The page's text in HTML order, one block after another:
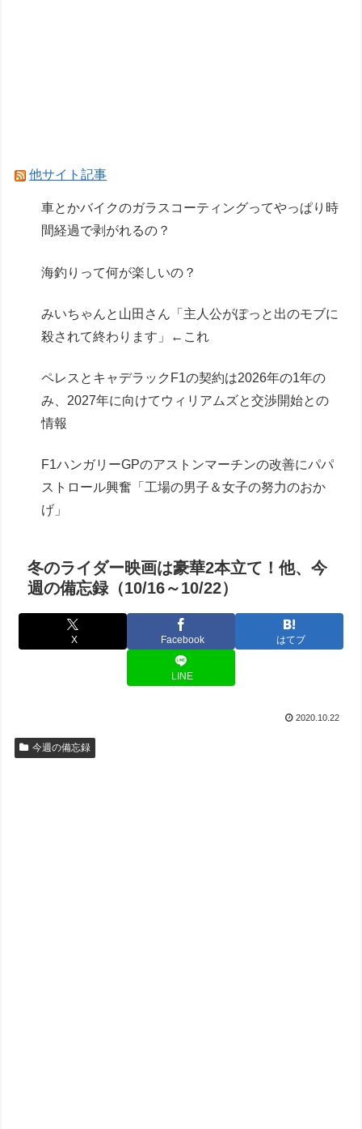
時間経過で剥がれるの？
Powered by livedoor 相互RSS
他サイト記事
車とかバイクのガラスコーティングってやっぱり時
間経過で剥がれるの？
海釣りって何が楽しいの？
みいちゃんと山田さん「主人公がぽっと出のモブに
殺されて終わります」←これ
ペレスとキャデラックF1の契約は2026年の1年の
み、2027年に向けてウィリアムズと交渉開始との
情報
F1ハンガリーGPのアストンマーチンの改善にパパ
ストロール興奮「工場の男子＆女子の努力のおか
げ」
冬のライダー映画は豪華2本立て！他、今
週の備忘録（10/16～10/22）
X Facebook はてブ
LINE
2020.10.22
今週の備忘録